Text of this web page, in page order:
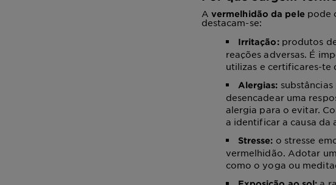
A vermelhidão da pele pode
destacam-se:
Irritação:produtos
reações adversas. É
utilizas e certificares-te
Alergias:
desencadear uma
alergia para o evitar.
a identificar a causa da
Stresse: o stresse
vermelhidão. Adotar
como o yoga ou